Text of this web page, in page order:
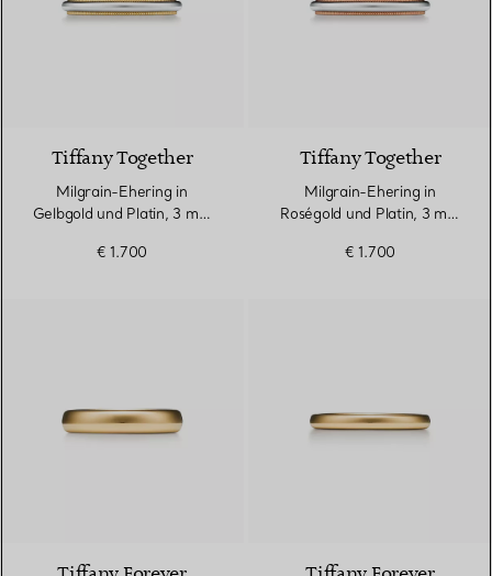
Tiffany Together
Milgrain-Ehering in
Gelbgold und Platin, 3 mm
€ 1.700
Tiffany Together
Milgrain-Ehering in
Roségold und Platin, 3 mm
€ 1.700